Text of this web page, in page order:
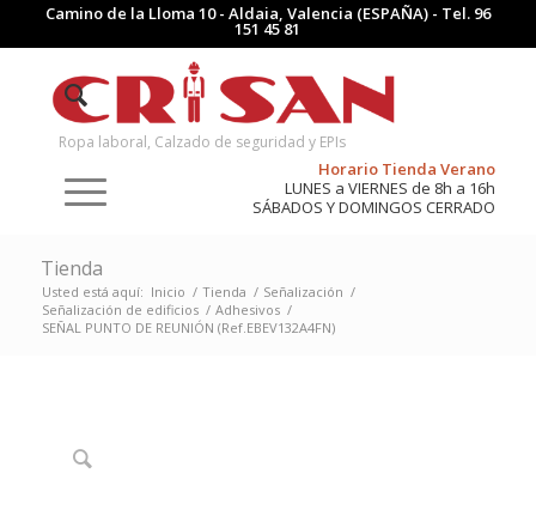
Camino de la Lloma 10 - Aldaia, Valencia (ESPAÑA) - Tel. 96
151 45 81
Ropa laboral, Calzado de seguridad y EPIs
Horario Tienda Verano
LUNES a VIERNES de 8h a 16h
SÁBADOS Y DOMINGOS CERRADO
Tienda
Usted está aquí: Inicio / Tienda / Señalización /
Señalización de edificios / Adhesivos /
SEÑAL PUNTO DE REUNIÓN (Ref.EBEV132A4FN)